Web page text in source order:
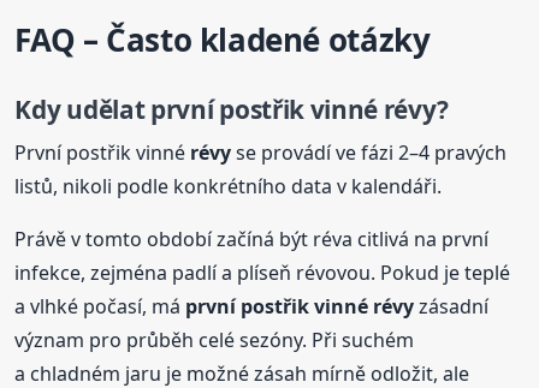
FAQ – Často kladené otázky
Kdy udělat první postřik vinné révy?
První postřik vinné révyse provádí ve fázi 2–4 pravých
listů, nikoli podle konkrétního data v kalendáři.
Právě v tomto období začíná být réva citlivá na první
infekce, zejména padlí a plíseň révovou. Pokud je teplé
a vlhké počasí, má první postřik vinné révyzásadní
význam pro průběh celé sezóny. Při suchém
a chladném jaru je možné zásah mírně odložit, ale